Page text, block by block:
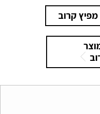
קרוב